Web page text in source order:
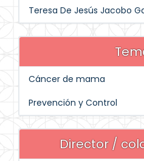
Teresa De Jesús Jacobo
Cáncer de mama
Prevención y Control
Director /